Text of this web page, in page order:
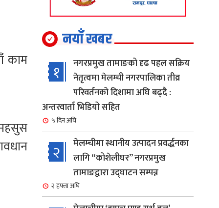
काम
नयाँ खबर
१
नगरप्रमुख तामाङको दृढ पहल सक्रिय
नेतृत्वमा मेलम्ची नगरपालिका तीव्र
परिवर्तनको दिशामा अघि बढ्दै :
अन्तरवार्ता भिडियो सहित
५ दिन अघि
२
मेलम्चीमा स्थानीय उत्पादन प्रवर्द्धनका
लागि “कोशेलीघर” नगरप्रमुख
तामाङद्वारा उद्घाटन सम्पन्न
२ हफ्ता अघि